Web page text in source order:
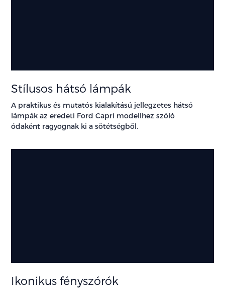
Stílusos hátsó lámpák
A praktikus és mutatós kialakítású jellegzetes hátsó
lámpák az eredeti Ford Capri modellhez szóló
ódaként ragyognak ki a sötétségből.
Ikonikus fényszórók